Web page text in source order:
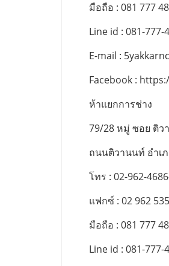
มือถือ : 081 777
Line id : 081-777-
E-mail :
Facebook :
ห้าแยกการช่าง
79/28 หมู่ ซอย ติว
ถนนติวานนท์ อำเ
โทร : 02-962-
แฟกซ์ : 02 962
มือถือ : 081 777
Line id : 081-777-